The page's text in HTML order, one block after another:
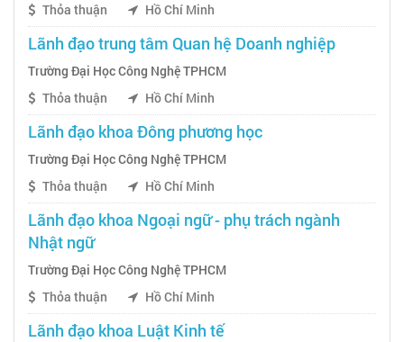
Thỏa thuận
Hồ Chí Minh
Lãnh đạo trung tâm Quan hệ Doanh nghiệp
Trường Đại Học Công Nghệ TPHCM
Thỏa thuận
Hồ Chí Minh
Lãnh đạo khoa Đông phương học
Trường Đại Học Công Nghệ TPHCM
Thỏa thuận
Hồ Chí Minh
Lãnh đạo khoa Ngoại ngữ - phụ trách ngành
Nhật ngữ
Trường Đại Học Công Nghệ TPHCM
Thỏa thuận
Hồ Chí Minh
Lãnh đạo khoa Luật Kinh tế